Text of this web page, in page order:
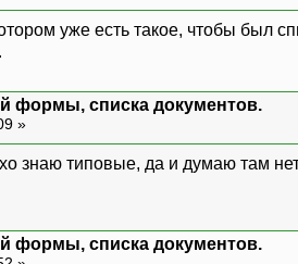
уже есть такое, чтобы был
формы, списка документов.
»
знаю типовые, да и думаю там нет
формы, списка документов.